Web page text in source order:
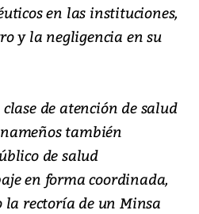
en las instituciones,
y la negligencia en su
de atención de salud
también
de salud
en forma coordinada,
rectoría de un Minsa